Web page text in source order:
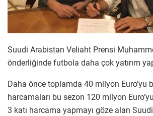
Suudi Arabistan Veliaht Prensi
önderliğinde futbola daha çok yatırım
Daha önce toplamda 40 milyon Euro’yu
harcamaları bu sezon 120 milyon
3 katı harcama yapmayı göze alan